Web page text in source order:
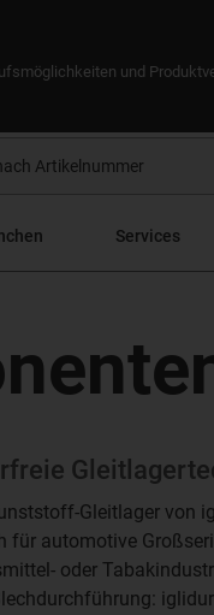
und
Services
Gleitlager von
für automotive
oder